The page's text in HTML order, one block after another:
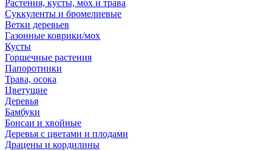
Растения, кусты, мох и трава
Суккуленты и бромелиевые
Ветки деревьев
Газонные коврики/мох
Кусты
Горшечные растения
Папоротники
Трава, осока
Цветущие
Деревья
Бамбуки
Бонсаи и хвойные
Деревья с цветами и плодами
Драцены и кордилины